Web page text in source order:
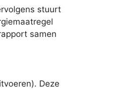
stuurt
samen
Deze